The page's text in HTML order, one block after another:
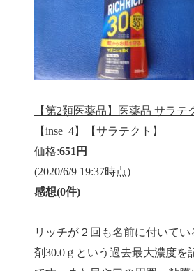
【第2類医薬品】医薬品 サラテ
【inse_4】【サラテクト】
価格:651円
(2020/6/9 19:37時点)
感想(0件)
リッチが２回も名前に付いて
剤30.0ｇという過去最大濃度